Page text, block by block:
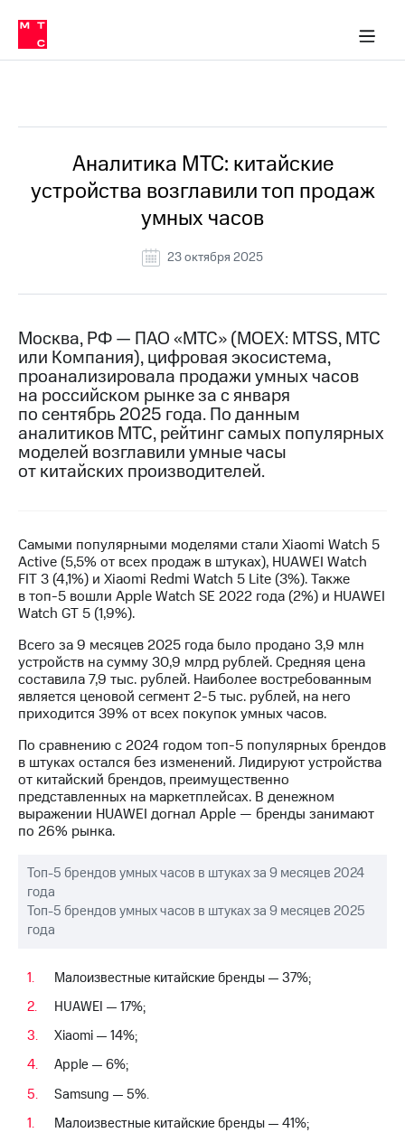
Медиа-центр
и акционерам
Устойчивое развитие
Комплаенс и деловая этика
компании
Карьера
История
компании
информация
Пресс-
релизы
МТС
о технологиях
Достижения
Интервью
Контакты
Новости
в
регионе
и акционерам
Корпоративное
управление
секретарь
Раскрытие
информации
Информация
акционерам
Документы
Собрания
Личный
капитал
Контроль
аудит
акций
Описание
Программа
в МТС
Пресс-
релизы
о технологиях
Аналитика МТС: китайские
устройства возглавили топ продаж
умных часов
23 октября 2025
Москва, РФ — ПАО «МТС» (MOEX: MTSS, МТС
или Компания), цифровая экосистема,
проанализировала продажи умных часов
на российском рынке за с января
по сентябрь 2025 года. По данным
аналитиков МТС, рейтинг самых популярных
моделей возглавили умные часы
от китайских производителей.
Самыми популярными моделями стали Xiaomi Watch 5
Active (5,5% от всех продаж в штуках), HUAWEI Watch
FIT 3 (4,1%) и Xiaomi Redmi Watch 5 Lite (3%). Также
в топ-5 вошли Apple Watch SE 2022 года (2%) и HUAWEI
Watch GT 5 (1,9%).
Всего за 9 месяцев 2025 года было продано 3,9 млн
устройств на сумму 30,9 млрд рублей. Средняя цена
составила 7,9 тыс. рублей. Наиболее востребованным
является ценовой сегмент2-5 тыс. рублей, на него
приходится 39% от всех покупок умных часов.
По сравнению с 2024 годом топ-5 популярных брендов
в штуках остался без изменений. Лидируют устройства
от китайский брендов, преимущественно
представленных на маркетплейсах. В денежном
выражении HUAWEI догнал Apple — бренды занимают
по 26% рынка.
Топ-5 брендов умных часов в штуках за 9 месяцев 2024
года
Топ-5 брендов умных часов в штуках за 9 месяцев 2025
года
Малоизвестные китайские бренды — 37%;
HUAWEI — 17%;
Xiaomi — 14%;
Apple — 6%;
Samsung — 5%.
Малоизвестные китайские бренды — 41%;